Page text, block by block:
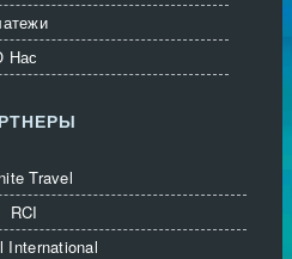
Нас
Travel
RCI
International